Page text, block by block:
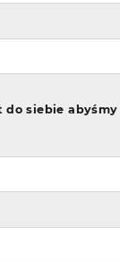
do siebie